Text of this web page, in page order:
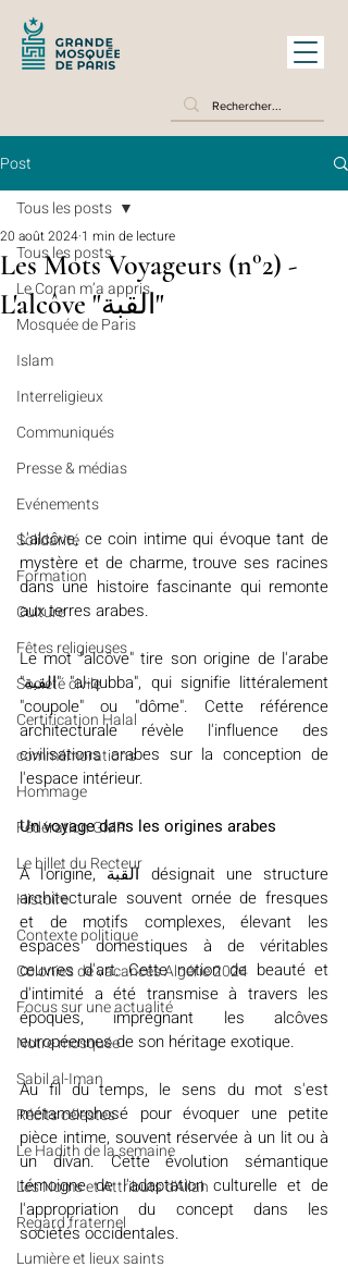
Post
Tous les posts
Le Coran m’a appris
Mosquée de Paris
Islam
Interreligieux
Communiqués
Presse & médias
Evénements
Solidarité
Formation
Culture
Fêtes religieuses
Société civile
Certification Halal
commémorations
Hommage
Fédération GMP
Le billet du Recteur
Histoire
Contexte politique
Colonies de vacances Algérie 2024
​​Focus sur une actualité
Notre mosquée
Sabil al-Iman
Récits célestes
Le Hadith de la semaine
Les Noms et Attributs d'Allah
Regard fraternel
Lumière et lieux saints
Tous les posts
Les Mots Voyageurs (n°2) -
L'alcôve "القبة"
20 août 2024 1 min de lecture
L'alcôve, ce coin intime qui évoque tant de
mystère et de charme, trouve ses racines
dans une histoire fascinante qui remonte
aux terres arabes.
Le mot "alcôve" tire son origine de l'arabe
"القبة" "al-qubba", qui signifie littéralement
"coupole" ou "dôme". Cette référence
architecturale révèle l'influence des
civilisations arabes sur la conception de
l'espace intérieur.
Un voyage dans les origines arabes
À l'origine, القبة désignait une structure
architecturale souvent ornée de fresques
et de motifs complexes, élevant les
espaces domestiques à de véritables
œuvres d'art. Cette notion de beauté et
d'intimité a été transmise à travers les
époques, imprégnant les alcôves
européennes de son héritage exotique.
Au fil du temps, le sens du mot s'est
métamorphosé pour évoquer une petite
pièce intime, souvent réservée à un lit ou à
un divan. Cette évolution sémantique
témoigne de l'adaptation culturelle et de
l'appropriation du concept dans les
sociétés occidentales.